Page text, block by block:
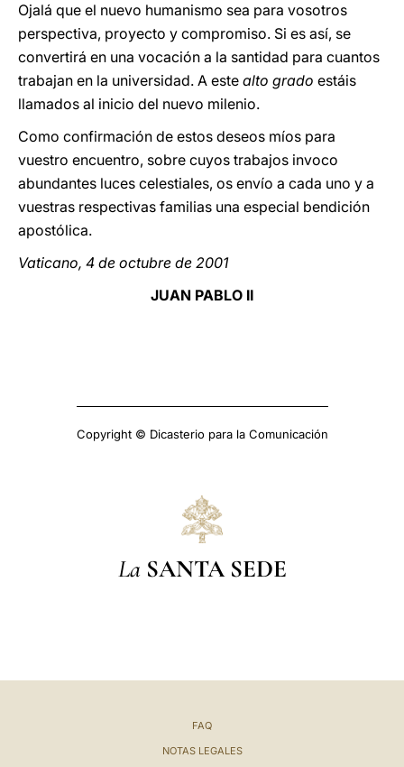
Ojalá que el nuevo humanismo sea para vosotros
perspectiva, proyecto y compromiso. Si es así, se
convertirá en una vocación a la santidad para cuantos
trabajan en la universidad. A este alto grado estáis
llamados al inicio del nuevo milenio.
Como confirmación de estos deseos míos para
vuestro encuentro, sobre cuyos trabajos invoco
abundantes luces celestiales, os envío a cada uno y a
vuestras respectivas familias una especial bendición
apostólica.
Vaticano, 4 de octubre de 2001
JUAN PABLO II
Copyright © Dicasterio para la Comunicación
La SANTA SEDE
FAQ
NOTAS LEGALES